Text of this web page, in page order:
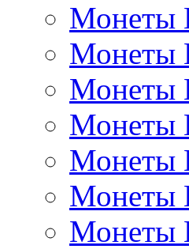
Монеты
Монеты
Монеты
Монеты
Монеты
Монеты
Монеты